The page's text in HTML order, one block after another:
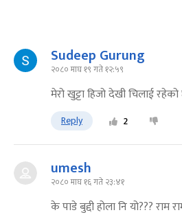
Sudeep Gurung
२०८० माघ १९ गते १२:५९
मेरो खुट्टा हिजो देखी चिलाई
Reply 2
umesh
२०८० माघ १६ गते २३:४१
के पाडे बुद्दी होला नि यो??? राम